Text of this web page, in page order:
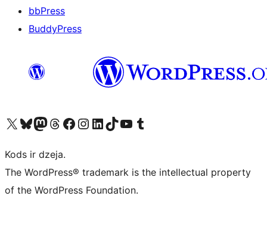
bbPress
BuddyPress
Apmeklējiet mūsu X (agrāk Twitter) kontu
Apmeklējiet mūsu Bluesky kontu
Apmeklējiet mūsu Mastodon kontu
Apmeklējiet mūsu Threads kontu
Apmeklējiet mūsu Facebook lapuApmeklējiet mūsu Instagram kontu
Apmeklējiet mūsu LinkedIn kontu
Apmeklējiet mūsu TikTok kontu
Apmeklējiet mūsu YouTube kanālu
Apmeklējiet mūsu Tumblr kontu
Kods ir dzeja.
The WordPress® trademark is the intellectual property
of the WordPress Foundation.